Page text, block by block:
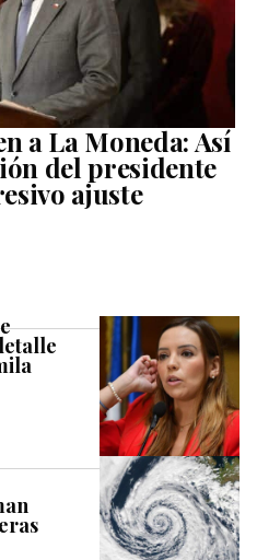
a La Moneda: Así
del presidente
ajuste